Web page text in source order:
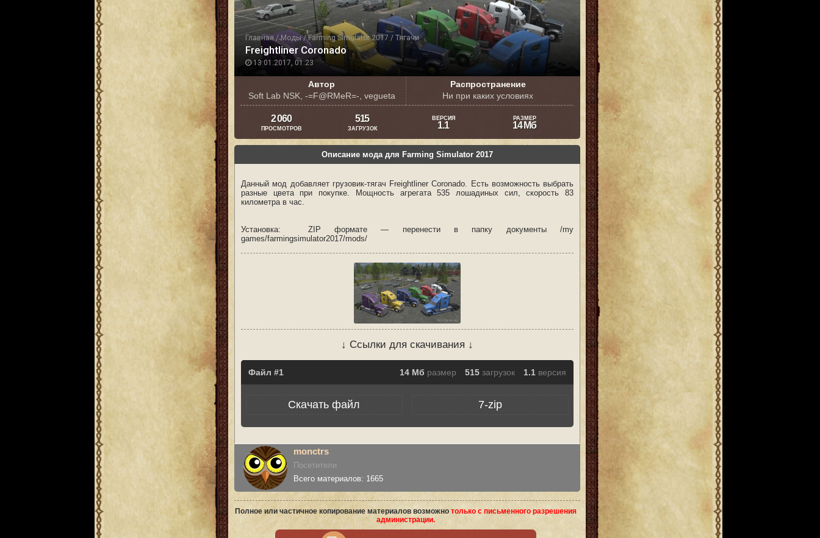
Главная /Моды/Farming Simulator 2017/Тягачи
13.01.2017, 01:23
Freightliner Coronado
Автор
Soft Lab NSK, -=F@RMeR=-, vegueta
Распространение
Ни при каких условиях
2 060
ПРОСМОТРОВ
515
ЗАГРУЗОК
ВЕРСИЯ
1.1
РАЗМЕР
14 Мб
Описание мода для Farming Simulator 2017
Данный мод добавляет грузовик-тягач Freightliner Coronado. Есть возможность выбрать
разные цвета при покупке. Мощность агрегата 535 лошадиных сил, скорость 83
километра в час.
Установка: ZIP формате — перенести в папку документы /my
games/farmingsimulator2017/mods/
↓ Ссылки для скачивания ↓
Файл 14 Мб размер 515 загрузок 1.1 версия
Скачать файл 7-zip
monctrs
Посетители
Всего материалов: 1665
Полное или частичное копирование материалов возможно только с письменного разрешения
администрации.